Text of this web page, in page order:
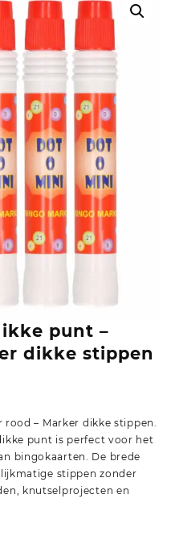
punt –
dikke stippen
– Marker dikke stippen.
punt is perfect voor het
bingokaarten. De brede
stippen zonder
knutselprojecten en